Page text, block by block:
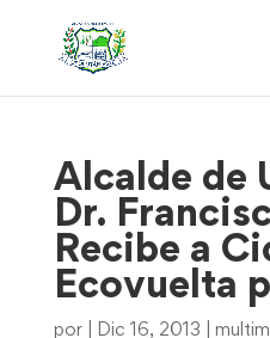
Alcalde de
Dr.
Recibe a
Ecovuelta
por Dic 16, 2013